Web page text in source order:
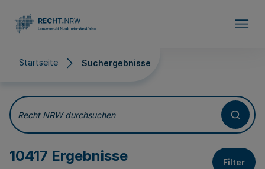
Startseite Suchergebnisse
Suchergebnisse
Recht NRW durchsuchen
10417 Ergebnisse Filter